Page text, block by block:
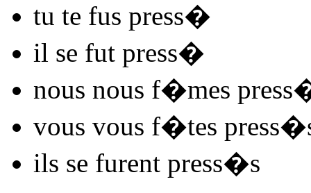
tu te fus press�
il se fut press�
nous nous f�mes press
vous vous f�tes press
ils se furent press�s